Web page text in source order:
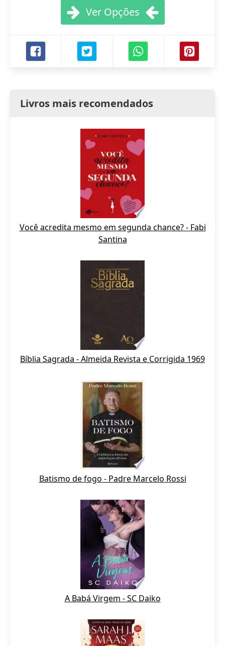
Ver Opções
Livros mais recomendados
Você acredita mesmo em segunda chance? - Fabi
Santina
Bíblia Sagrada - Almeida Revista e Corrigida 1969
Batismo de fogo - Padre Marcelo Rossi
A Babá Virgem - SC Daiko